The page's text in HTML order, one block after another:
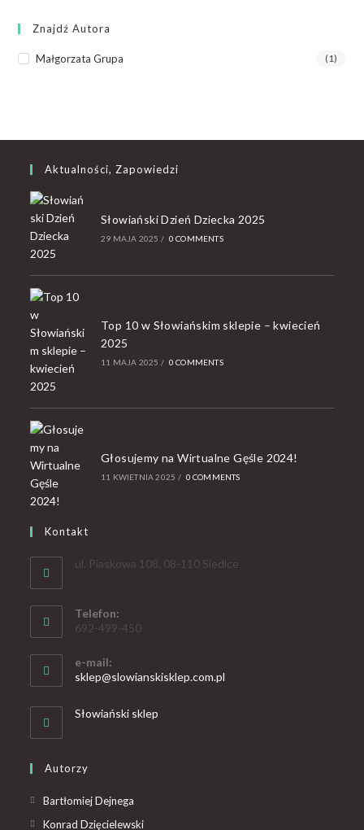
Znajdź Autora
Małgorzata Grupa (1)
Aktualności, Zapowiedzi
Słowiański Dzień Dziecka 2025
29 MAJA 2025 / 0 COMMENTS
Top 10 w Słowiańskim sklepie – kwiecień
2025
11 MAJA 2025 / 0 COMMENTS
Głosujemy na Wirtualne Gęśle 2024!
11 KWIETNIA 2025 / 0 COMMENTS
Kontakt
ul. Piaskowa 108, 08-110 Siedlce
Telefon:
692-499-450
e-mail:
sklep@slowianskisklep.com.pl
Słowiański sklep
Autorzy
Bartłomiej Dejnega
Konrad Dzięcielewski